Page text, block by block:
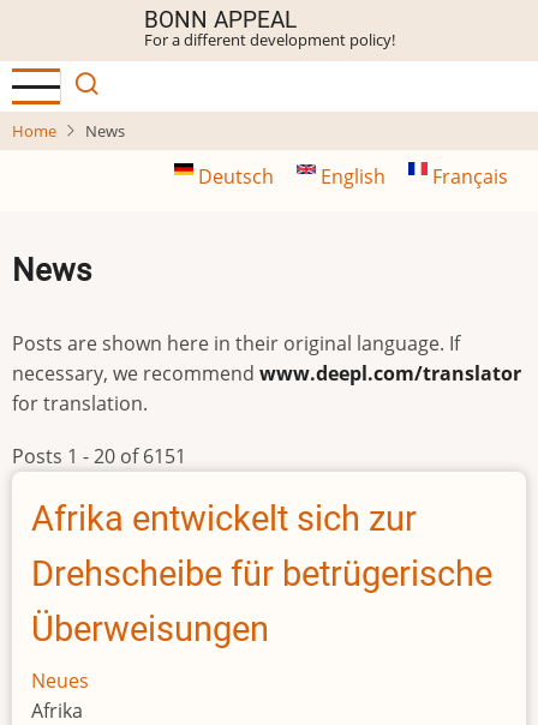
main
content
BONN APPEAL
For a different development policy!
Home News
Deutsch English Français
News
Posts are shown here in their original language. If
necessary, we recommend www.deepl.com/translator
for translation.
Posts 1 - 20 of 6151
Afrika entwickelt sich zur
Drehscheibe für betrügerische
Überweisungen
Neues
Afrika